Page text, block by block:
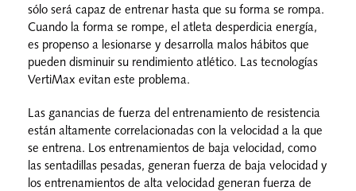
sólo será capaz de entrenar hasta que su forma se rompa.
Cuando la forma se rompe, el atleta desperdicia energía,
es propenso a lesionarse y desarrolla malos hábitos que
pueden disminuir su rendimiento atlético. Las tecnologías
VertiMax evitan este problema.
Las ganancias de fuerza del entrenamiento de resistencia
están altamente correlacionadas con la velocidad a la que
se entrena. Los entrenamientos de baja velocidad, como
las sentadillas pesadas, generan fuerza de baja velocidad y
los entrenamientos de alta velocidad generan fuerza de